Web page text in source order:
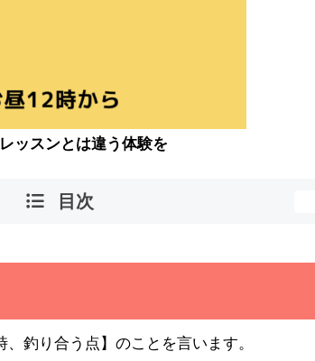
ッスンとは違う体験を
目次
釣り合う点】のことを言います。